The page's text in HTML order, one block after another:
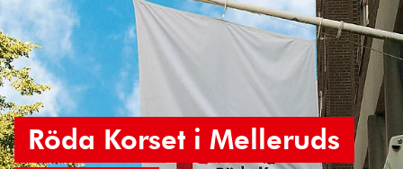
Röda Korset i Melleruds